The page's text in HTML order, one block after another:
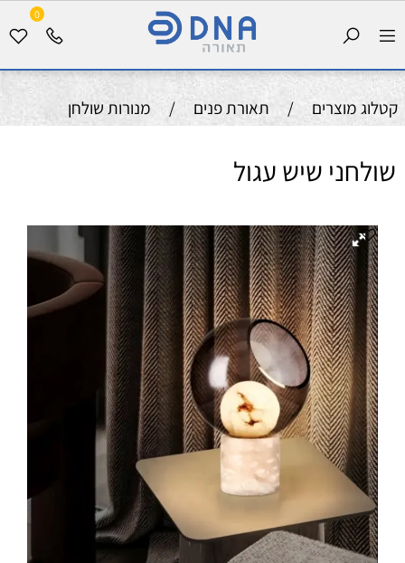
0
קטלוג מוצרים / תאורת פנים / מנורות שולחן
שולחני שיש עגול